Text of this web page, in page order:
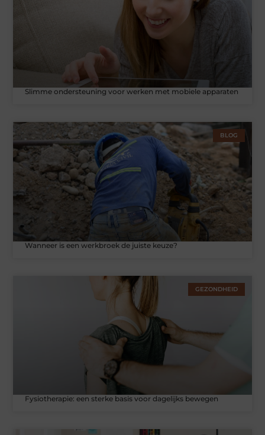
Slimme ondersteuning voor werken met mobiele apparaten
BLOG
Wanneer is een werkbroek de juiste keuze?
GEZONDHEID
Fysiotherapie: een sterke basis voor dagelijks bewegen